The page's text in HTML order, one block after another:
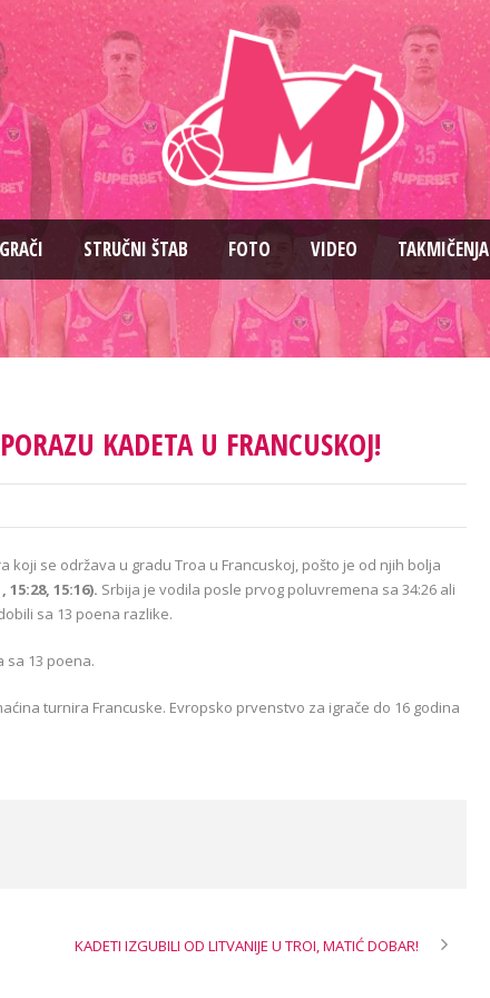
STRUČNI ŠTAB FOTO VIDEO TAKMIČENJA
KADETA U FRANCUSKOJ!
koji se održava u gradu Troa u Francuskoj, pošto je od njih bolja
15:28, 15:16). Srbija je vodila posle prvog poluvremena sa 34:26 ali
sa 13 poena razlike.
sa 13 poena.
turnira Francuske. Evropsko prvenstvo za igrače do 16 godina
KADETI IZGUBILI OD LITVANIJE U TROI, MATIĆ DOBAR!